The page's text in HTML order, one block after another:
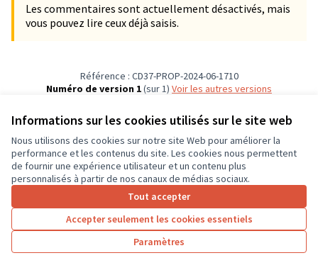
Informations sur les cookies utilisés sur le site web
Nous utilisons des cookies sur notre site Web pour améliorer la
performance et les contenus du site. Les cookies nous permettent
de fournir une expérience utilisateur et un contenu plus
personnalisés à partir de nos canaux de médias sociaux.
Tout accepter
Accepter seulement les cookies essentiels
Paramètres
Les commentaires sont actuellement désactivés, mais
vous pouvez lire ceux déjà saisis.
Référence : CD37-PROP-2024-06-1710
Numéro de version 1(sur 1)
voir les autres versions
Conditions d'utilisation
Paramètres des cookies
CD37 sur X
(Lien externe)
CD37 sur Facebook
CD37 sur Instagram
CD37 sur YouTube
(Lien externe)
Site réalisé grâce aulogiciel libre Decidim .
Licence
(Lien